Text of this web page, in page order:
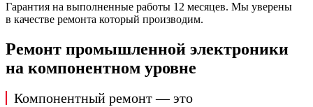
Гарантия на выполненные работы 12 месяцев. Мы уверены
в качестве ремонта который производим.
Ремонт промышленной электроники
на компонентном уровне
Компонентный ремонт — это